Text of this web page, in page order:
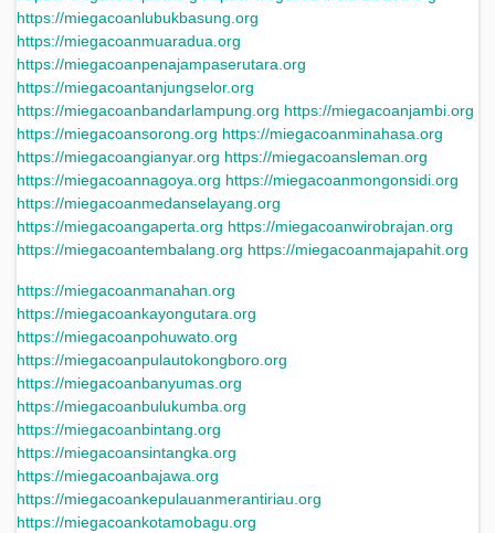
https://miegacoanlubukbasung.org
https://miegacoanmuaradua.org
https://miegacoanpenajampaserutara.org
https://miegacoantanjungselor.org
https://miegacoanbandarlampung.org https://miegacoanjambi.org
https://miegacoansorong.org https://miegacoanminahasa.org
https://miegacoangianyar.org https://miegacoansleman.org
https://miegacoannagoya.org https://miegacoanmongonsidi.org
https://miegacoanmedanselayang.org
https://miegacoangaperta.org https://miegacoanwirobrajan.org
https://miegacoantembalang.org https://miegacoanmajapahit.org
https://miegacoanmanahan.org
https://miegacoankayongutara.org
https://miegacoanpohuwato.org
https://miegacoanpulautokongboro.org
https://miegacoanbanyumas.org
https://miegacoanbulukumba.org
https://miegacoanbintang.org
https://miegacoansintangka.org
https://miegacoanbajawa.org
https://miegacoankepulauanmerantiriau.org
https://miegacoankotamobagu.org